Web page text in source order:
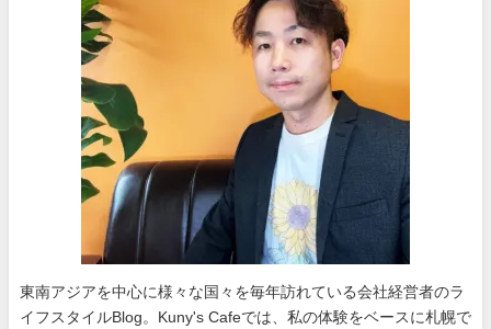
東南アジアを中心に様々な国々を毎年訪れている会社経営者のラ
イフスタイルBlog。Kuny's Cafeでは、私の体験をベースに札幌で